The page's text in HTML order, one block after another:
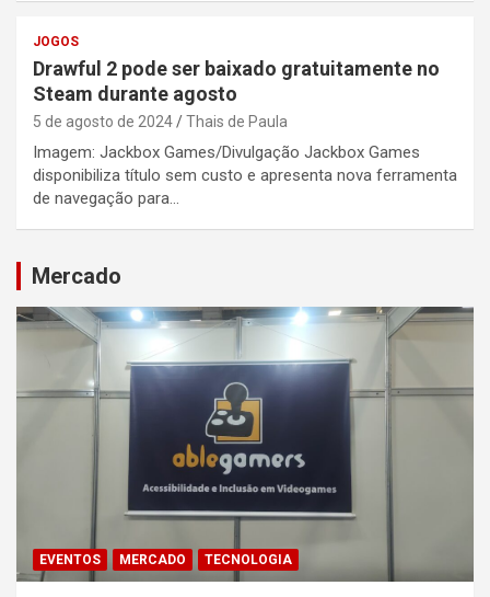
JOGOS
Drawful 2 pode ser baixado gratuitamente no
Steam durante agosto
5 de agosto de 2024 Thais de Paula
Imagem: Jackbox Games/Divulgação Jackbox Games
disponibiliza título sem custo e apresenta nova ferramenta
de navegação para…
Mercado
EVENTOS MERCADO TECNOLOGIA